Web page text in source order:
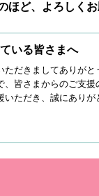
ほど、よろしくお
いる皆さまへ
だきましてありがと
皆さまからのご支
ただき、誠にありが